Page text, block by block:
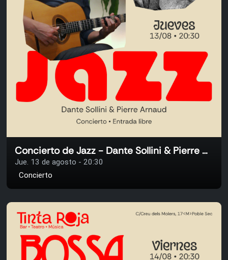
Concierto de Jazz - Dante Sollini & Pierre Arnaud
Jue. 13 de agosto - 20:30
Concierto